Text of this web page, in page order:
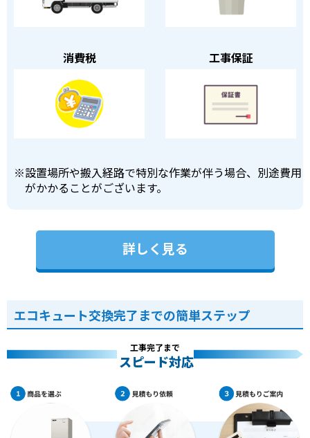
消費税 工事保証
※設置場所や搬入経路で特別な作業が伴う場合、別途費用
がかかることがございます。
詳しく見る
エコキュート交換完了までの簡単ステップ
工事完了まで
スピード対応